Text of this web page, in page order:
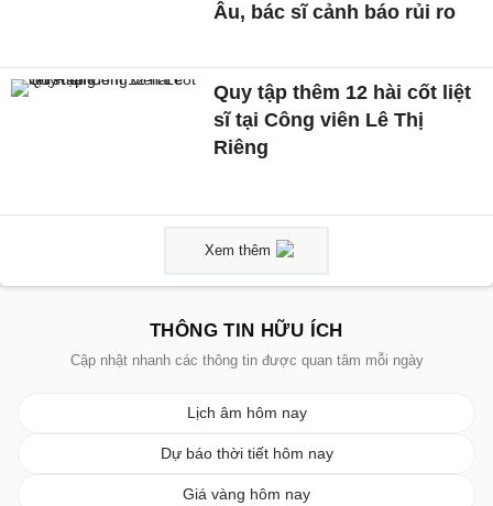
Âu, bác sĩ cảnh báo rủi ro
Quy tập thêm 12 hài cốt liệt
sĩ tại Công viên Lê Thị
Riêng
Xem thêm
THÔNG TIN HỮU ÍCH
Cập nhật nhanh các thông tin được quan tâm mỗi ngày
Lịch âm hôm nay
Dự báo thời tiết hôm nay
Giá vàng hôm nay